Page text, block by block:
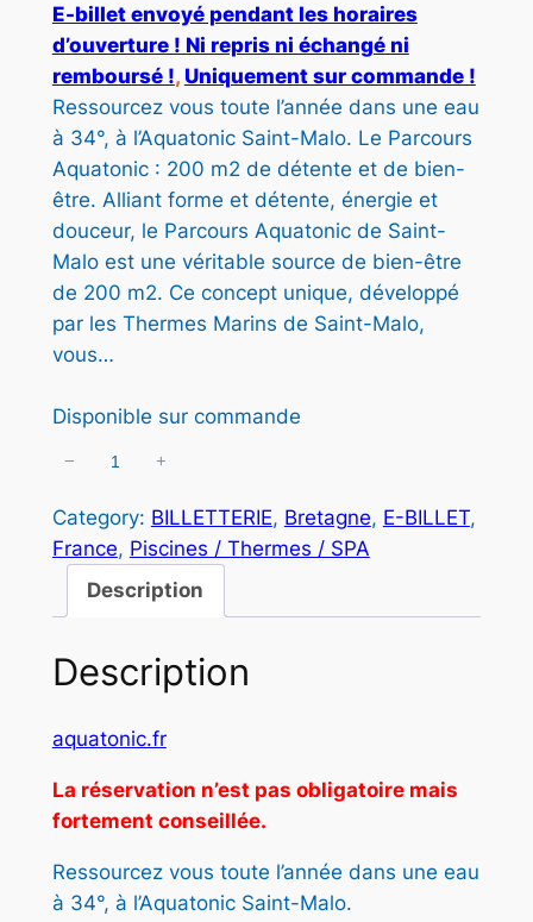
P
R
M
e
p
r
i
x
i
n
i
a
l
é
t
a
t
4
,
e
p
r
i
x
a
c
t
l
s
t
0
E-billet envoyé pendant les horaires
d’ouverture ! Ni repris ni échangé ni
remboursé !, Uniquement sur commande !
Ressourcez vous toute l’année dans une eau
à 34°, à l’Aquatonic Saint-Malo. Le Parcours
Aquatonic : 200 m2 de détente et de bien-
être. Alliant forme et détente, énergie et
douceur, le Parcours Aquatonic de Saint-
Malo est une véritable source de bien-être
de 200 m2. Ce concept unique, développé
par les Thermes Marins de Saint-Malo,
vous…
Disponible sur commande
a
n
i
é
e
Q
U
A
T
− +
Category: BILLETTERIE, Bretagne, E-BILLET
France, Piscines / Thermes / SPA
Description
Description
aquatonic.fr
La réservation n’est pas obligatoire mais
fortement conseillée.
Ressourcez vous toute l’année dans une eau
à 34°, à l’Aquatonic Saint-Malo.